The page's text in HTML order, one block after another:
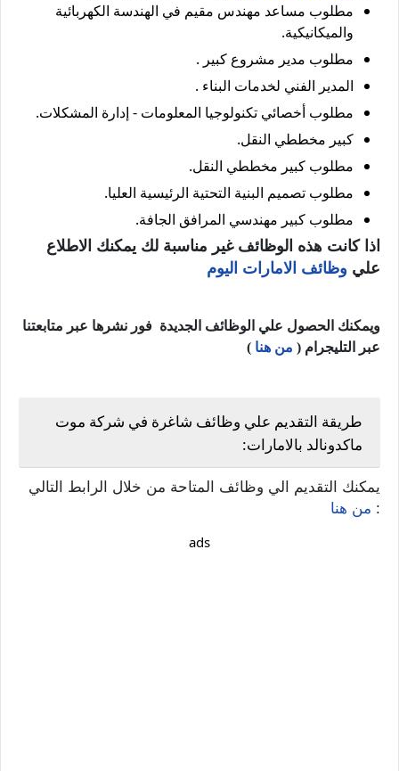
مطلوب مساعد مهندس مقيم في الهندسة الكهربائية
والميكانيكية.
مطلوب مدير مشروع كبير .
المدير الفني لخدمات البناء .
مطلوب أخصائي تكنولوجيا المعلومات - إدارة المشكلات.
كبير مخططي النقل.
مطلوب كبير مخططي النقل.
مطلوب تصميم البنية التحتية الرئيسية العليا.
مطلوب كبير مهندسي المرافق الجافة.
اذا كانت هذه الوظائف غير مناسبة لك يمكنك الاطلاع
علي وظائف الامارات اليوم
ويمكنك الحصول علي الوظائف الجديدة فور نشرها عبر متابعتنا
عبر التليجرام ( من هنا )
طريقة التقديم علي وظائف شاغرة في شركة موت
ماكدونالد بالامارات:
يمكنك التقديم الي وظائف المتاحة من خلال الرابط التالي
: من هنا
ads